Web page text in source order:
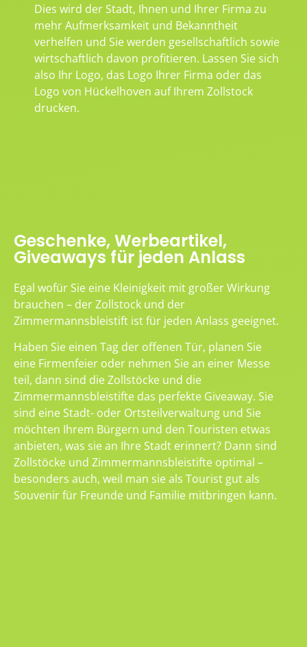
Dies wird der Stadt, Ihnen und Ihrer Firma zu
mehr Aufmerksamkeit und Bekanntheit
verhelfen und Sie werden gesellschaftlich sowie
wirtschaftlich davon profitieren. Lassen Sie sich
also Ihr Logo, das Logo Ihrer Firma oder das
Logo von Hückelhoven auf Ihrem Zollstock
drucken.
Geschenke, Werbeartikel,
Giveaways für jeden Anlass
Egal wofür Sie eine Kleinigkeit mit großer Wirkung
brauchen – der Zollstock und der
Zimmermannsbleistift ist für jeden Anlass geeignet.
Haben Sie einen Tag der offenen Tür, planen Sie
eine Firmenfeier oder nehmen Sie an einer Messe
teil, dann sind die Zollstöcke und die
Zimmermannsbleistifte das perfekte Giveaway. Sie
sind eine Stadt- oder Ortsteilverwaltung und Sie
möchten Ihrem Bürgern und den Touristen etwas
anbieten, was sie an Ihre Stadt erinnert? Dann sind
Zollstöcke und Zimmermannsbleistifte optimal –
besonders auch, weil man sie als Tourist gut als
Souvenir für Freunde und Familie mitbringen kann.